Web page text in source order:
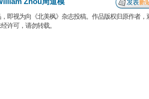
即视为向《北美枫》杂志投稿。作品版权归原作者
许可，请勿转载。